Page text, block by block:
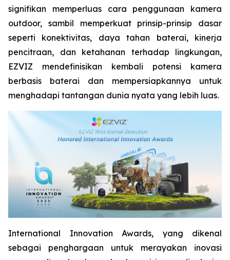
signifikan memperluas cara penggunaan kamera
outdoor, sambil memperkuat prinsip-prinsip dasar
seperti konektivitas, daya tahan baterai, kinerja
pencitraan, dan ketahanan terhadap lingkungan,
EZVIZ mendefinisikan kembali potensi kamera
berbasis baterai dan mempersiapkannya untuk
menghadapi tantangan dunia nyata yang lebih luas.
International Innovation Awards, yang dikenal
sebagai penghargaan untuk merayakan inovasi